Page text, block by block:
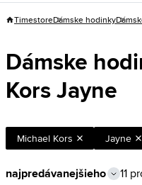
TimestoreDámske hodinky
Dámske
Kors Jayne
Michael Kors Jayne
11